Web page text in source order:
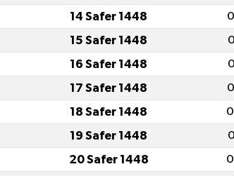
14 Safer 1448
15 Safer 1448
16 Safer 1448
17 Safer 1448
18 Safer 1448
19 Safer 1448
20 Safer 1448